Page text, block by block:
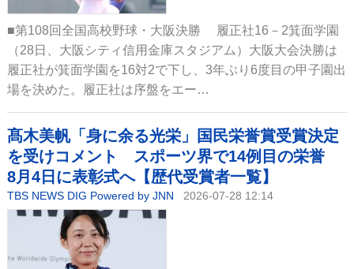
■第108回全国高校野球・大阪決勝 履正社16－2箕面学園
（28日、大阪シティ信用金庫スタジアム）大阪大会決勝は
履正社が箕面学園を16対2で下し、3年ぶり6度目の甲子園出
場を決めた。履正社は序盤をエー…
髙木美帆「身に余る光栄」国民栄誉賞受賞決定
を受けコメント スポーツ界で14例目の栄誉
8月4日に表彰式へ【歴代受賞者一覧】
TBS NEWS DIG Powered by JNN 2026-07-28 12:14